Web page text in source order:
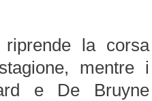
la corsa
mentre i
e De Bruyne